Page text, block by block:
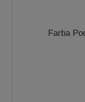
Farba